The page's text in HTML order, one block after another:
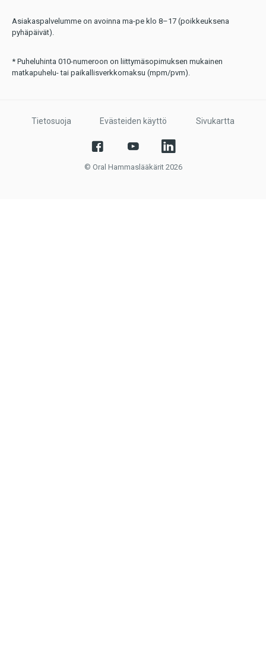
Asiakaspalvelumme on avoinna ma-pe klo 8–17 (poikkeuksena
pyhäpäivät).
* Puheluhinta 010-numeroon on liittymäsopimuksen mukainen
matkapuhelu- tai paikallisverkkomaksu (mpm/pvm).
Tietosuoja Evästeiden käyttö Sivukartta
© Oral Hammaslääkärit 2026